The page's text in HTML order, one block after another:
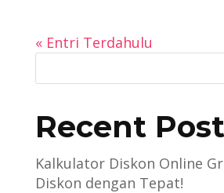
« Entri Terdahulu
Recent
Kalkulator Diskon Online
Diskon dengan Tepat!